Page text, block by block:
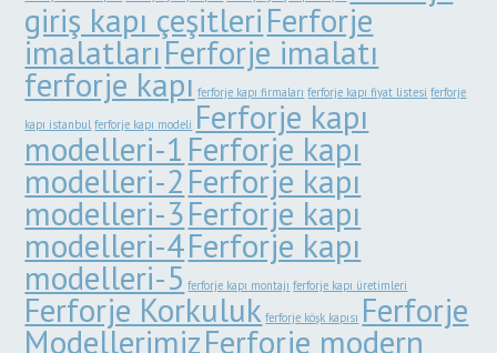
giriş kapı çeşitleriFerforje
imalatlarıFerforje imalatı
ferforje kapı ferforje kapı firmaları ferforje kapı fiyat listesi ferforje
kapı istanbul ferforje kapı modeli Ferforje kapı
modelleri-1 Ferforje kapı
modelleri-2Ferforje kapı
modelleri-3Ferforje kapı
modelleri-4Ferforje kapı
modelleri-5 ferforje kapı montajı ferforje kapı üretimleri
Ferforje Korkuluk ferforje köşk kapısı Ferforje
ModellerimizFerforje modern